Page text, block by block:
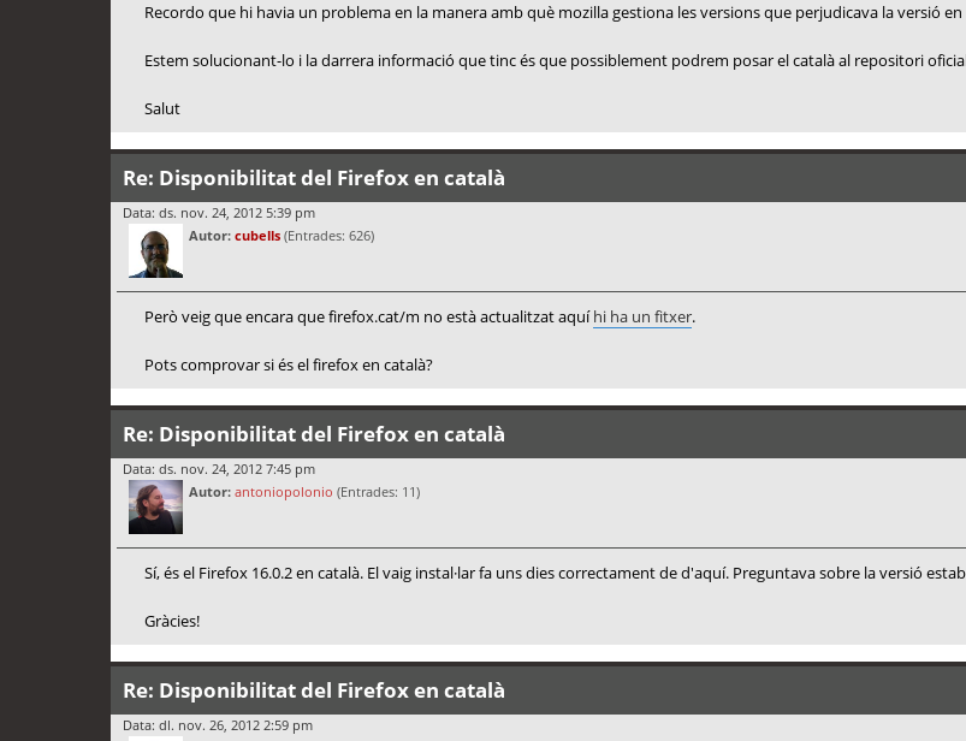
Recordo que hi havia un problema en la manera amb què mozilla gestiona les versions que perjudicava la versió
Estem solucionant-lo i la darrera informació que tinc és que possiblement podrem posar el català al repositori
Salut
Re: Disponibilitat del Firefox en català
Data: ds. nov. 24, 2012 5:39 pm
Autor: cubells (Entrades: 626)
Però veig que encara que firefox.cat/m no està actualitzat aquíhi ha un fitxer.
Pots comprovar si és el firefox en català?
Re: Disponibilitat del Firefox en català
Data: ds. nov. 24, 2012 7:45 pm
Autor: antoniopolonio (Entrades: 11)
Sí, és el Firefox 16.0.2 en català. El vaig instal·lar fa uns dies correctament de d'aquí. Preguntava sobre la versió
Gràcies!
Re: Disponibilitat del Firefox en català
Data: dl. nov. 26, 2012 2:59 pm